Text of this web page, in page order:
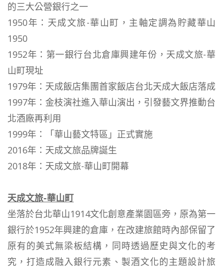
的三大公營銀行之一
1950年：天成文旅-華山町，主軸定調為貯藏華山
1950
1952年：第一銀行台北倉庫興建年份，天成文旅-華
山町現址
1979年：天成飯店集團首家飯店台北天成大飯店落成
1997年：金枝演社進入華山演出，引發藝文界推動台
北酒廠再利用
1999年：「華山藝文特區」正式實施
2016年：天成文旅品牌誕生
2018年：天成文旅-華山町開幕
天成文旅-華山町
坐落於台北華山1914文化創意產業園區旁，原為第一
銀行於1952年興建的倉庫，在改建旅館時內部保留了
原有的美式無梁板結構，同時透過歷史與文化的考
究，打造成融入銀行元素、製酒文化的主題設計旅